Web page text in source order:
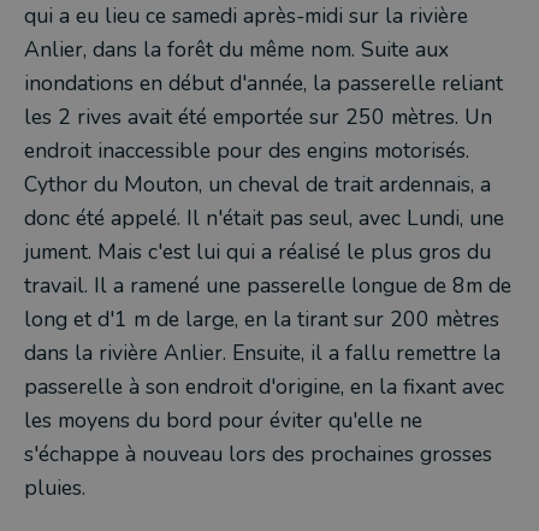
qui a eu lieu ce samedi après-midi sur la rivière
Anlier, dans la forêt du même nom. Suite aux
inondations en début d'année, la passerelle reliant
les 2 rives avait été emportée sur 250 mètres. Un
endroit inaccessible pour des engins motorisés.
Cythor du Mouton, un cheval de trait ardennais, a
donc été appelé. Il n'était pas seul, avec Lundi, une
jument. Mais c'est lui qui a réalisé le plus gros du
travail. Il a ramené une passerelle longue de 8m de
long et d'1 m de large, en la tirant sur 200 mètres
dans la rivière Anlier. Ensuite, il a fallu remettre la
passerelle à son endroit d'origine, en la fixant avec
les moyens du bord pour éviter qu'elle ne
s'échappe à nouveau lors des prochaines grosses
pluies.